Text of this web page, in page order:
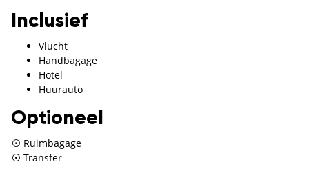
Inclusief
Vlucht
Handbagage
Hotel
Huurauto
Optioneel
Ruimbagage
Transfer